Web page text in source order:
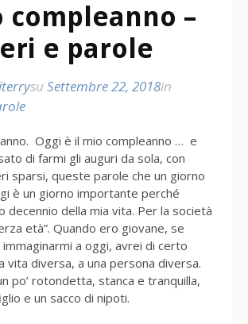
compleanno –
e parole
su Settembre 22, 2018in
Oggi è il mio compleanno … e
di farmi gli auguri da sola, con
sparsi, queste parole che un giorno
è un giorno importante perché
decennio della mia vita. Per la società
età”. Quando ero giovane, se
a oggi, avrei di certo
vita diversa, a una persona diversa.
po’ rotondetta, stanca e tranquilla,
e un sacco di nipoti.